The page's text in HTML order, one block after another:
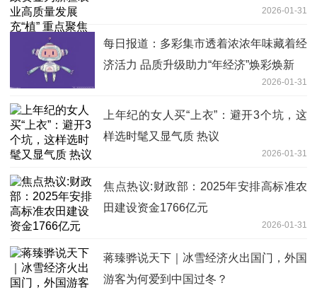
2026-01-31
每日报道：多彩集市透着浓浓年味藏着经
济活力 品质升级助力“年经济”焕彩焕新
2026-01-31
上年纪的女人买“上衣”：避开3个坑，这
样选时髦又显气质 热议
2026-01-31
焦点热议:财政部：2025年安排高标准农
田建设资金1766亿元
2026-01-31
蒋臻骅说天下｜冰雪经济火出国门，外国
游客为何爱到中国过冬？